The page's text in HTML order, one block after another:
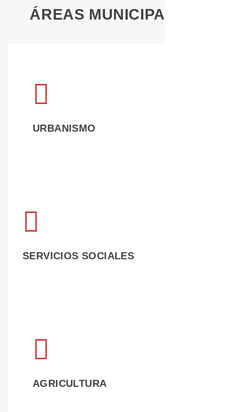
ÁREAS MUNICIPALES
URBANISMO
SERVICIOS SOCIALES
AGRICULTURA